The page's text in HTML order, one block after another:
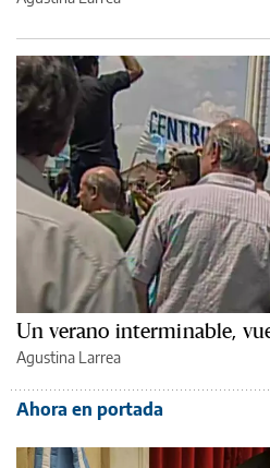
Un verano interminable,
Agustina Larrea
Ahora en portada